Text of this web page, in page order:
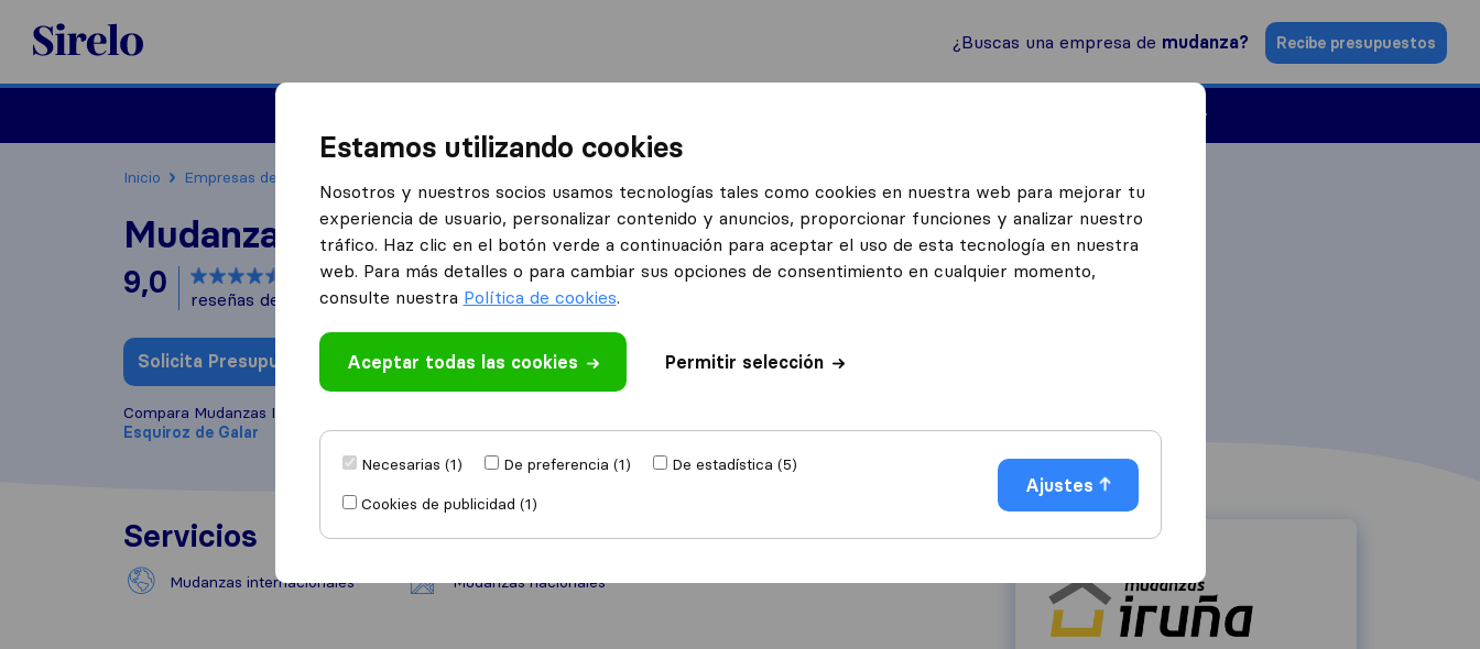
Sirelo.es
¿Buscas una empresa de mudanza? Recibe presupuestos
Inicio Empresas de mudanzas
Mudanzas Iruña
9,0 basado en46
reseñas de Sirelo y Google
i
Solicita Presupuestos Escribe una valoración
Compara Mudanzas Iruña con otras
Esquiroz de Galar
Servicios
Mudanzas internacionales Mudanzas nacionales
Estamos utilizando cookies
Nosotros y nuestros socios usamos tecnologías tales como cookies en nuestra web para mejorar tu
experiencia de usuario, personalizar contenido y anuncios, proporcionar funciones y analizar nuestro
tráfico. Haz clic en el botón verde a continuación para aceptar el uso de esta tecnología en nuestra
web. Para más detalles o para cambiar sus opciones de consentimiento en cualquier momento,
consulte nuestra Política de cookies.
Aceptar todas las cookies Permitir selección
Necesarias (1) De preferencia (1)
De estadística (5)
Cookies de publicidad (1)
Ajustes